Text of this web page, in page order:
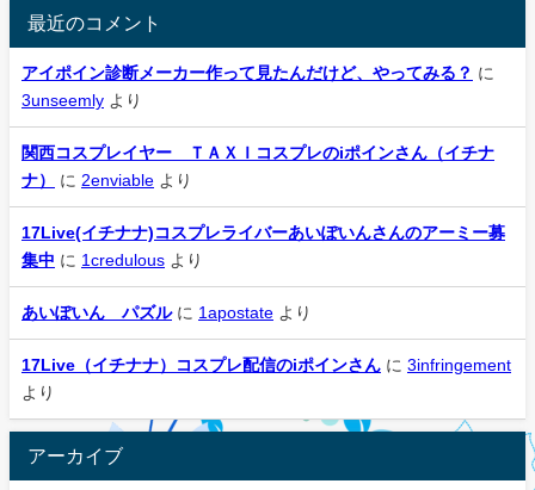
最近のコメント
アイポイン診断メーカー作って見たんだけど、やってみる？ に
3unseemly より
関西コスプレイヤー ＴＡＸＩコスプレのiポインさん（イチナ
ナ）
に 2enviable より
17Live(イチナナ)コスプレライバーあいぽいんさんのアーミー募
集中 に 1credulous より
あいぽいん パズルに 1apostate より
17Live（イチナナ）コスプレ配信のiポインさん に 3infringement
より
アーカイブ